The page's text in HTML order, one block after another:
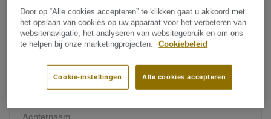
Naam *
Door op “Alle cookies accepteren” te klikken gaat u akkoord met
het opslaan van cookies op uw apparaat voor het verbeteren van
websitenavigatie, het analyseren van websitegebruik en om ons
te helpen bij onze marketingprojecten.
Cookiebeleid
Alle cookies accepteren
Cookie-instellingen